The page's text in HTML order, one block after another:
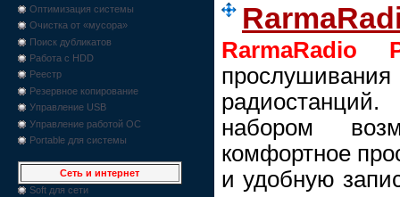
Оптимизация системы
Очистка от «мусора»
Поиск дубликатов
Работа с HDD
Реестр
Резервное копирование
Управление USB
Управление работой ОС
Portable для системы
Сеть и интернет
Soft для сети
RarmaRadio
набором
комфортное
и удобную